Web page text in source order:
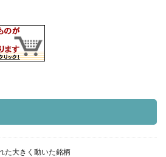
た大きく動いた銘柄